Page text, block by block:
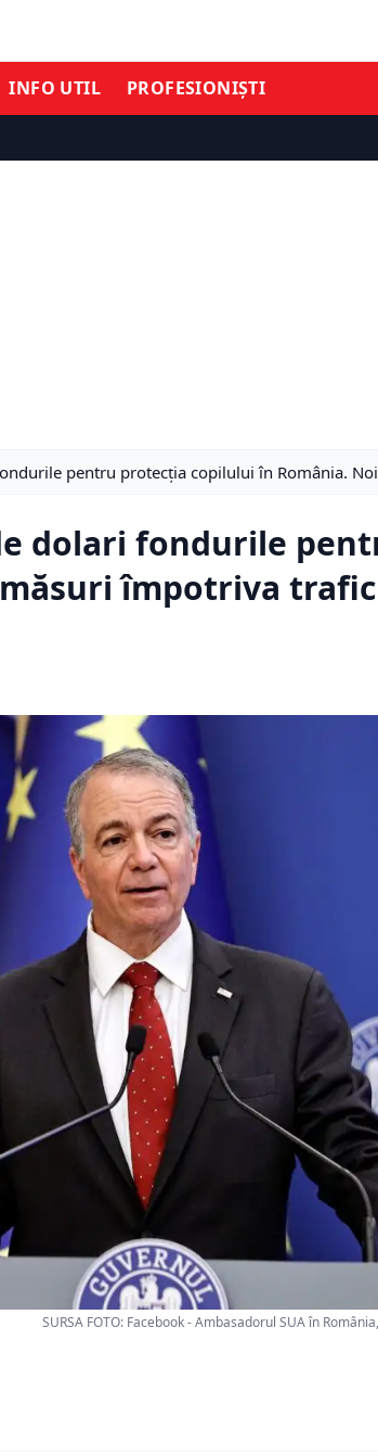
INFO UTIL PROFESIONIȘTI
pentru protecția copilului în România.
dolari fondurile
împotriva
SURSA FOTO: Facebook - Ambasadorul SUA în